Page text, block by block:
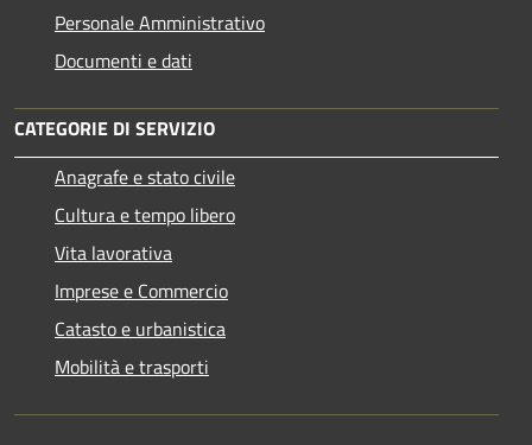
Personale Amministrativo
Documenti e dati
CATEGORIE DI SERVIZIO
Anagrafe e stato civile
Cultura e tempo libero
Vita lavorativa
Imprese e Commercio
Catasto e urbanistica
Mobilità e trasporti